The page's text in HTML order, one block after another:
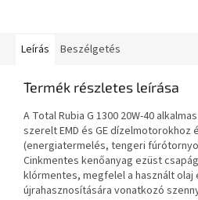
Leírás Beszélgetés
Termék részletes leírása
A Total Rubia G 1300 20W-40
szerelt EMD és GE dízelmotorokhoz
(energiatermelés, tengeri
Cinkmentes kenőanyag ezüst
klórmentes, megfelel a használt
újrahasznosítására vonatkozó